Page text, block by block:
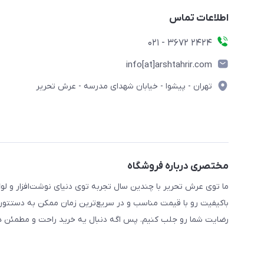
اطلاعات تماس
2424 3672 - 021
info[at]arshtahrir.com
تهران - پیشوا - خیابان شهدای مدرسه - عرش تحریر
مختصری درباره فروشگاه
ما توی عرش تحریر با چندین سال تجربه توی دنیای نوشت‌افزار و
باکیفیت رو با قیمت مناسب و در سریع‌ترین زمان ممکن به
رضایت شما رو جلب کنیم. پس اگه دنبال یه خرید راحت و مطمئن